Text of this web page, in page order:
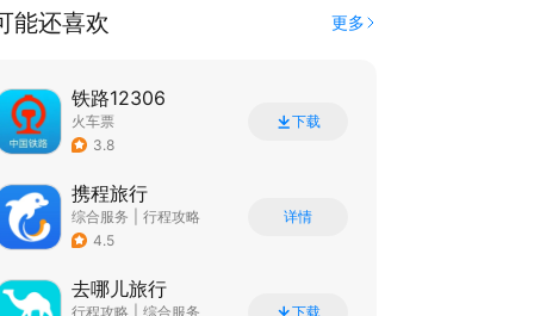
能还喜欢 更多
铁路12306
火车票
3.8
下载
携程旅行
综合服务
行程攻略
4.5
详情
去哪儿旅行
行程攻略 综合服务 下载